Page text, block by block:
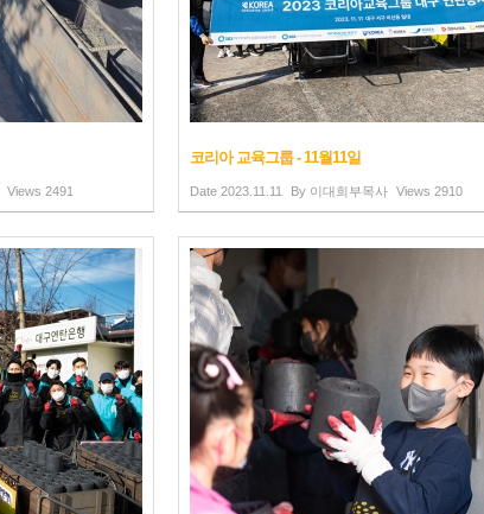
Views 2491
코리아 교육그룹 - 11월11일
Date 2023.11.11 By 이대희부목사 Views 2910